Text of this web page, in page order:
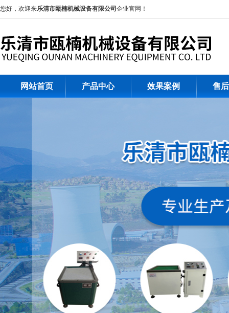
您好，欢迎来乐清市瓯楠机械设备有限公司 企业官网！
网站首页 产品中心 效果案例 售